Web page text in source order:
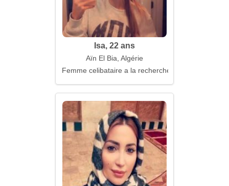
Isa, 22 ans
Aïn El Bia, Algérie
Femme celibataire a la recherche d'un mari